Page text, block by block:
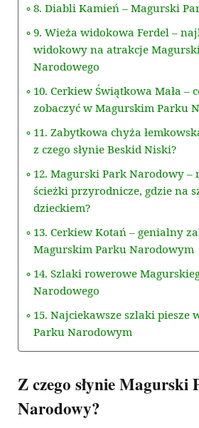
8. Diabli Kamień – Magurski
9. Wieża widokowa Ferdel –
widokowy na atrakcje
Narodowego
10. Cerkiew Świątkowa Mała –
zobaczyć w Magurskim Parku
11. Zabytkowa chyża
z czego słynie Beskid Niski?
12. Magurski Park Narodowy –
ścieżki przyrodnicze, gdzie na
dzieckiem?
13. Cerkiew Kotań – genialny
Magurskim Parku Narodowym
14. Szlaki rowerowe
Narodowego
15. Najciekawsze szlaki piesze
Parku Narodowym
Z czego słynie Magurski
Narodowy?